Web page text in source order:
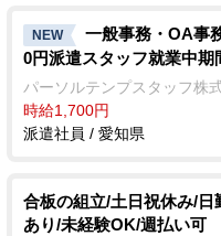
NEW
一般事務・OA事
0円派遣スタッフ就業中期
パーソルテンプスタッフ株
時給1,700円
派遣社員 / 愛知県
合板の組立/土日祝休み/日
あり/未経験OK/週払い可